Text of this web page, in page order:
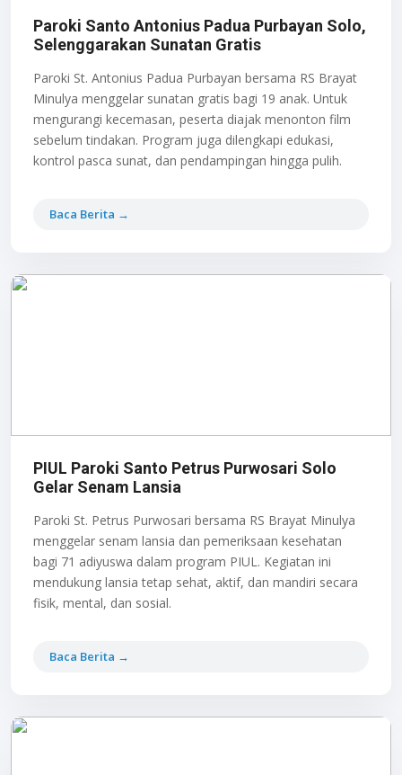
Paroki Santo Antonius Padua Purbayan Solo,
Selenggarakan Sunatan Gratis
Paroki St. Antonius Padua Purbayan bersama RS Brayat
Minulya menggelar sunatan gratis bagi 19 anak. Untuk
mengurangi kecemasan, peserta diajak menonton film
sebelum tindakan. Program juga dilengkapi edukasi,
kontrol pasca sunat, dan pendampingan hingga pulih.
Baca Berita →
PIUL Paroki Santo Petrus Purwosari Solo
Gelar Senam Lansia
Paroki St. Petrus Purwosari bersama RS Brayat Minulya
menggelar senam lansia dan pemeriksaan kesehatan
bagi 71 adiyuswa dalam program PIUL. Kegiatan ini
mendukung lansia tetap sehat, aktif, dan mandiri secara
fisik, mental, dan sosial.
Baca Berita →